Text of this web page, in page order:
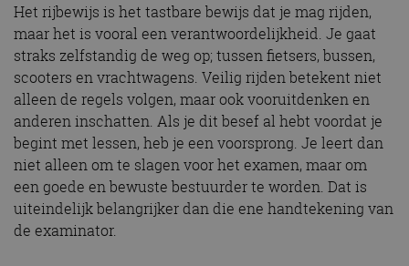
Het rijbewijs is het tastbare bewijs dat je mag rijden,
maar het is vooral een verantwoordelijkheid. Je gaat
straks zelfstandig de weg op; tussen fietsers, bussen,
scooters en vrachtwagens. Veilig rijden betekent niet
alleen de regels volgen, maar ook vooruitdenken en
anderen inschatten. Als je dit besef al hebt voordat je
begint met lessen, heb je een voorsprong. Je leert dan
niet alleen om te slagen voor het examen, maar om
een goede en bewuste bestuurder te worden. Dat is
uiteindelijk belangrijker dan die ene handtekening van
de examinator.